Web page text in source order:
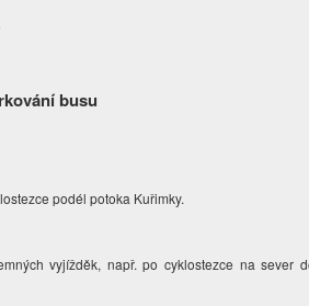
busu
podél potoka Kuřimky.
vyjížděk, např. po cyklostezce na sever